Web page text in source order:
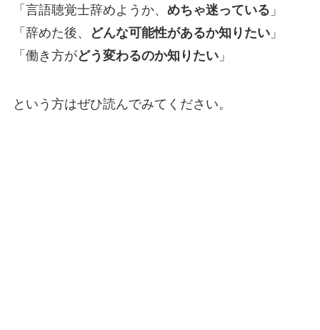
「言語聴覚士辞めようか、 めちゃ迷っている 」
「辞めた後、
どんな可能性があるか知りたい」
「働き方がどう変わるのか知りたい」
という方はぜひ読んでみてください。